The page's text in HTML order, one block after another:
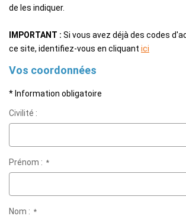
de les indiquer.
IMPORTANT : Si vous avez déjà des codes
ce site, identifiez-vous en cliquant ici
Vos coordonnées
* Information obligatoire
Civilité :
Prénom : *
Nom : *